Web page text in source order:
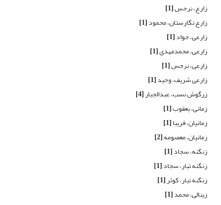
زارع، نرجس[1]
زارع نگارستان، محمود[1]
زارعی، جواد[1]
زارعی، محمدمهدی[1]
زارعی، نرجس[1]
زارعی شریف، وحید[1]
زرگوش نسب، عبدالجبار[4]
زمانی، یعقوب[1]
زمانیان، فریبا[1]
زمانیان، معصومه[2]
زنگنه، سجاد[1]
زنگنه تبار، سجاد[1]
زنگنه تبار، کوثر[1]
زینالی، محمد[1]